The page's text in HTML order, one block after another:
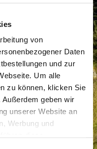
von
Daten
und zur
Um alle
zu können, klicken Sie
Außerdem geben wir
unserer Website an
Werbung und